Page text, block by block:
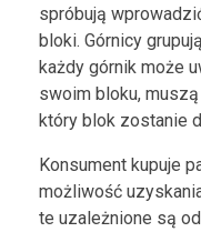
spróbują
bloki. Górnicy
każdy górnik może
swoim bloku,
który blok zostanie
Konsument kupuje
możliwość
te uzależnione są